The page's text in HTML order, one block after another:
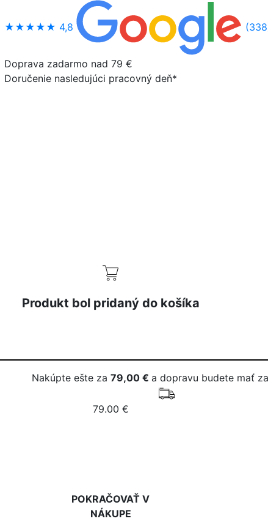
★★★★★ 4,8
Doprava zadarmo nad 79 €
Doručenie nasledujúci pracovný deň*
Produkt bol pridaný do košíka
Nakúpte ešte za 79,00 € a dopravu budete mať
79.00 €
POKRAČOVAŤ V
NÁKUPE